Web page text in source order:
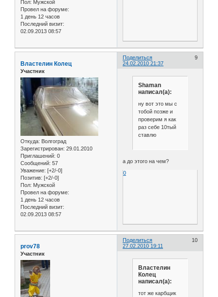
Пол: Мужской
Провел на форуме:
1 день 12 часов
Последний визит:
02.09.2013 08:57
Поделиться
9
24.02.2010 21:37
Властелин Колец
Участник
Откуда: Волгоград
Зарегистрирован: 29.01.2010
Приглашений: 0
Сообщений: 57
Уважение: [+2/-0]
Позитив: [+2/-0]
Пол: Мужской
Провел на форуме:
1 день 12 часов
Последний визит:
02.09.2013 08:57
Shaman
написал(а):
ну вот это мы с
тобой позже и
проверим я как
раз себе 10тый
ставлю
а до этого на чем?
0
Поделиться
10
27.02.2010 19:11
prov78
Участник
Властелин
Колец
написал(а):
тот же карбщик